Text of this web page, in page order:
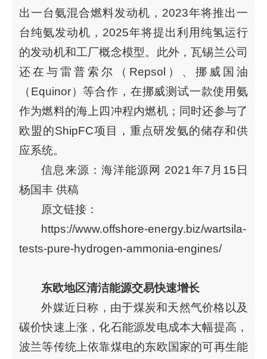
出一台氨混合燃料发动机，2023年将推出一
台纯氨发动机，2025年将提出利用纯氢运行
的发动机和工厂概念模型。此外，瓦锡兰公司
还在与雷普索尔（Repsol）、挪威国油
（Equinor）等合作，在挪威测试一款使用氨
作为燃料的海上四冲程内燃机；同时还参与了
欧盟的ShipFC项目，重点研发氨的储存和供
应系统。
信息来源：海洋能源网 2021年7月15日
杨国丰 供稿
原文链接：
https://www.offshore-energy.biz/wartsila-
tests-pure-hydrogen-ammonia-engines/
东欧地区清洁能源交易快速增长
外媒近日称，由于煤炭和天然气价格以及
碳价快速上涨，化石能源发电成本大幅提高，
波兰等传统上依靠煤电的东欧国家的可再生能